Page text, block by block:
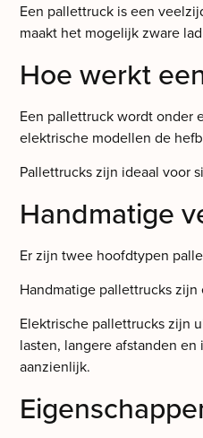
Een pallettruck is een
maakt het mogelijk zware
Hoe werkt
Een pallettruck wordt onder
elektrische modellen de
Pallettrucks zijn ideaal voor
Handmatige
Er zijn twee hoofdtypen
Handmatige pallettrucks
Elektrische pallettrucks zijn
lasten, langere afstanden
aanzienlijk.